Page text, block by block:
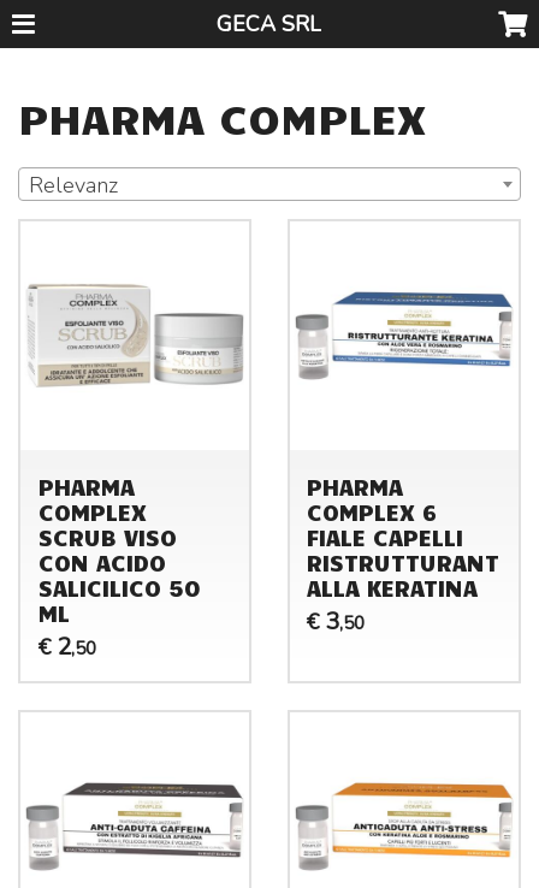
GECA SRL
PHARMA COMPLEX
Relevanz
PHARMA
COMPLEX
SCRUB VISO
CON ACIDO
SALICILICO 50
ML
€ 2,50
PHARMA
COMPLEX 6
FIALE CAPELLI
RISTRUTTURANTE
ALLA KERATINA
€ 3,50